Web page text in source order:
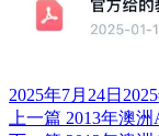
发
布
2025年7月24日
文
上一篇 上
2013年澳